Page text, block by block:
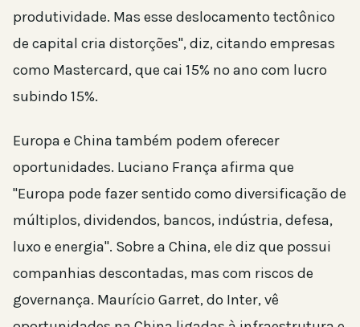
produtividade. Mas esse deslocamento tectônico
de capital cria distorções", diz, citando empresas
como Mastercard, que cai 15% no ano com lucro
subindo 15%.
Europa e China também podem oferecer
oportunidades. Luciano França afirma que
"Europa pode fazer sentido como diversificação de
múltiplos, dividendos, bancos, indústria, defesa,
luxo e energia". Sobre a China, ele diz que possui
companhias descontadas, mas com riscos de
governança. Maurício Garret, do Inter, vê